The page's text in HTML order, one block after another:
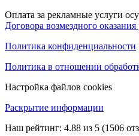
Оплата за рекламные услуги
Договора возмездного
Политика конфиденциальности
Политика в отношении
Настройка файлов cookies
Раскрытие информации
Наш рейтинг: 4.88 из 5 (1506